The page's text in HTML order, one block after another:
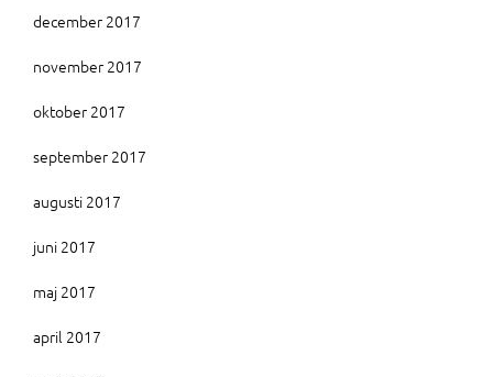
december 2017
november 2017
oktober 2017
september 2017
augusti 2017
juni 2017
maj 2017
april 2017